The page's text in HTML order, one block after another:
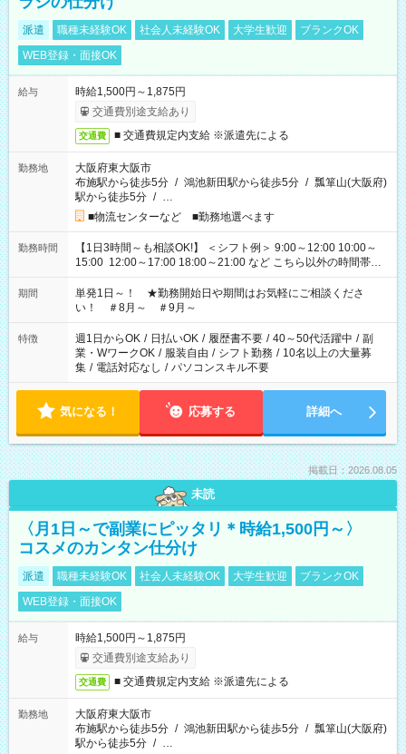
派遣 職種未経験OK 社会人未経験OK 大学生歓迎
ブランクOK
WEB登録・面接OK
給与
時給1,500円～1,875円
交通費別途支給あり
交通費 ■ 交通費規定内支給 ※派遣先による
勤務地
大阪府東大阪市
布施駅から徒歩5分 / 鴻池新田駅から徒歩5分 / 瓢箪山(大阪府)
駅から徒歩5分 / …
■物流センターなど ■勤務地選べます
勤務時間
【1日3時間～も相談OK!】 ＜シフト例＞ 9:00～12:00 10:00～
15:00 12:00～17:00 18:00～21:00 など こちら以外の時間帯も
お気軽にご相談ください！
期間
単発1日～！ ★勤務開始日や期間はお気軽にご相談くださ
い！ ＃8月～ ＃9月～
特徴 週1日からOK / 日払いOK / 履歴書不要 / 40～50代活躍中 / 副
業・WワークOK / 服装自由 / シフト勤務 / 10名以上の大量募
集 / 電話対応なし / パソコンスキル不要
気になる！ 応募する 詳細へ
掲載日：2026.08.05
未読
〈月1日～で副業にピッタリ＊時給1,500円～〉
コスメのカンタン仕分け
派遣 職種未経験OK 社会人未経験OK 大学生歓迎
ブランクOK
WEB登録・面接OK
給与
時給1,500円～1,875円
交通費別途支給あり
交通費 ■ 交通費規定内支給 ※派遣先による
勤務地
大阪府東大阪市
布施駅から徒歩5分 / 鴻池新田駅から徒歩5分 / 瓢箪山(大阪府)
駅から徒歩5分 / …